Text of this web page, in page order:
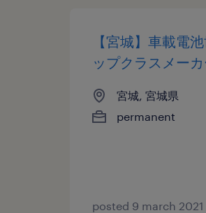
【宮城】車載電
ップクラスメー
宮城, 宮城県
permanent
posted 9 march 2021